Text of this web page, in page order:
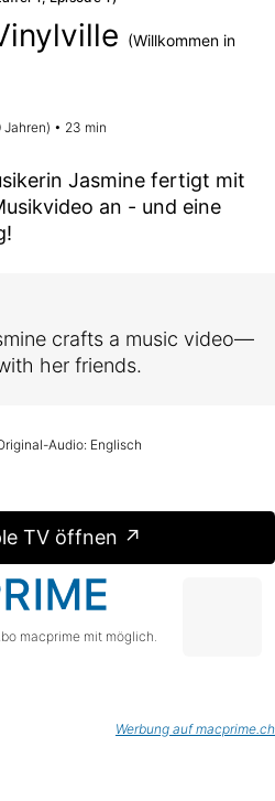
(Willkommen in
Jahren) • 23 min
Jasmine fertigt mit
an - und eine
crafts a music video—
her friends.
Audio: Englisch
TV öffnen ↗
macprime mit möglich.
Werbung auf macprime.ch